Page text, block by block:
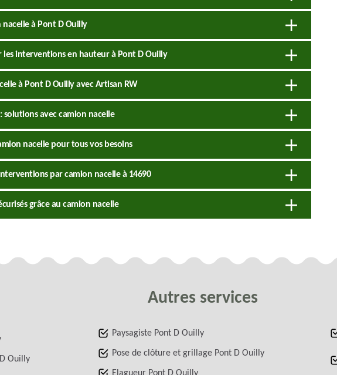
à Pont D Ouilly
interventions en hauteur à Pont D Ouilly
à Pont D Ouilly avec Artisan RW
solutions avec camion nacelle
nacelle pour tous vos besoins
par camion nacelle à 14690
grâce au camion nacelle
Autres services
Ouilly
Paysagiste Pont D Ouilly
Pose de clôture et grillage Pont D Ouilly